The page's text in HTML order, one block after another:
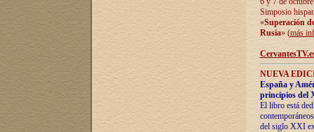
Simposio
«Superación
Rusia» (más
NUEVA
España y
principios del
El libro está
del siglo XXI